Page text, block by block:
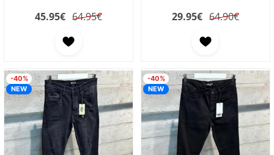
45.95€ 64.95€ 29.95€ 64.90€
-40%
NEW
-40%
NEW